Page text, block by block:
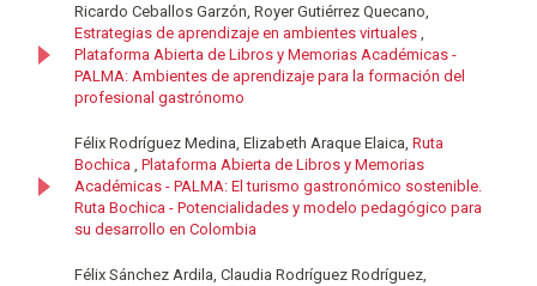
Ricardo Ceballos Garzón, Royer Gutiérrez Quecano,
Estrategias de aprendizaje en ambientes virtuales ,
Plataforma Abierta de Libros y Memorias Académicas -
PALMA: Ambientes de aprendizaje para la formación del
profesional gastrónomo
Félix Rodríguez Medina, Elizabeth Araque Elaica, Ruta
Bochica , Plataforma Abierta de Libros y Memorias
Académicas - PALMA: El turismo gastronómico sostenible.
Ruta Bochica - Potencialidades y modelo pedagógico para
su desarrollo en Colombia
Félix Sánchez Ardila, Claudia Rodríguez Rodríguez,